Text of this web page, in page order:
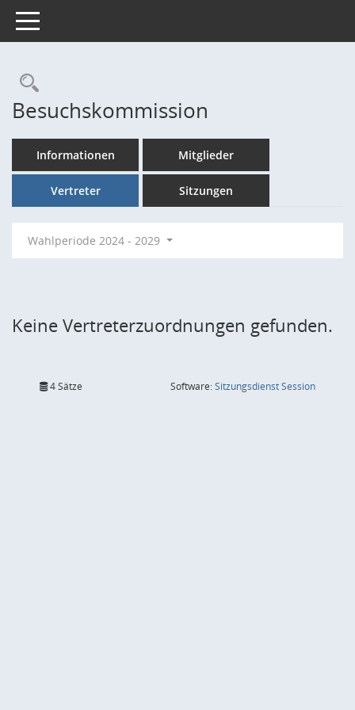
Toggle navigation
Rechercheauswahl
Besuchskommission
Informationen Mitglieder
Vertreter Sitzungen
Wahlperiode 2024 - 2029
Keine Vertreterzuordnungen gefunden.
4 Sätze Software:SitzungsdienstSession(Wird in